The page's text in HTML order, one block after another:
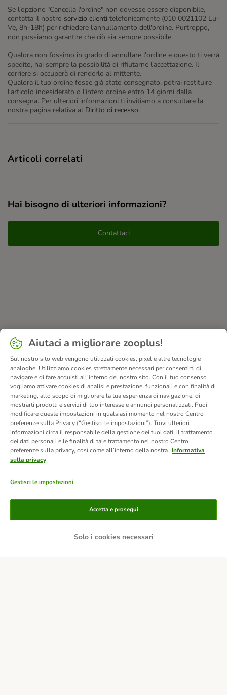
Se l'opzione "Cancella l'ordine" non dovesse essere disponibile,
contatta il nostro servizio clienti telefonicamente (010 0021102 Lu-
Ve, 8h-18h) per richiedere l'annullamento dell'ordine. Purtroppo,
non possiamo garantire che ciò sia sempre possibile.
Qualora non fossimo in grado di annullare l'ordine e questo ti verrà
spedito, hai sempre la possibilità di rifiutarne l'accettazione. Il
corriere si occuperà di renderlo al mittente.
Qualora il tuo ordine fosse già stato consegnato, potrai restituire
l'articolo indesiderato o l'intero ordine entro 14 giorni dalla
consegna. Per ulteriori informazioni ti invitiamo a consultare la
nostra pagina relativa al Diritto di recesso.
Articoli correlati
Hai bisogno di ulteriori informazioni?
Contattaci
Modalità di pagamento
Paga tramite bonifico.
Aiutaci a migliorare zooplus!
Sul nostro sito web vengono utilizzati cookies, pixel e altre tecnologie
analoghe. Utilizziamo cookies strettamente necessari per consentirti di
navigare e di fare acquisti all’interno del nostro sito. Con il tuo consenso
vogliamo attivare cookies di analisi e prestazione, funzionali e con finalità di
marketing, allo scopo di migliorare la tua esperienza di navigazione, di
mostrarti prodotti e servizi di tuo interesse e annunci personalizzati. Puoi
modificare queste impostazioni in qualsiasi momento nel nostro Centro
preferenze sulla Privacy (“Gestisci le impostazioni”). Trovi ulteriori
informazioni circa il responsabile della gestione dei tuoi dati, il trattamento
dei dati personali e le finalità di tale trattamento nel nostro Centro
preferenze sulla privacy, così come all’interno della nostra Informativa
sulla privacy
Gestisci le impostazioni
Solo i cookies necessari
Accetta e prosegui